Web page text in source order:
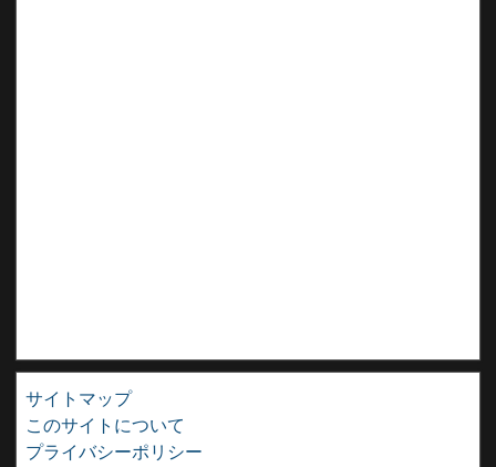
サイトマップ
このサイトについて
プライバシーポリシー